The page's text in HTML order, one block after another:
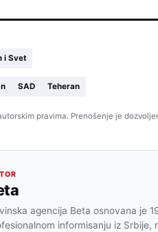
i Svet
SAD Teheran
pravima. Prenošenje je
agencija Beta osnovana je
informisanju iz